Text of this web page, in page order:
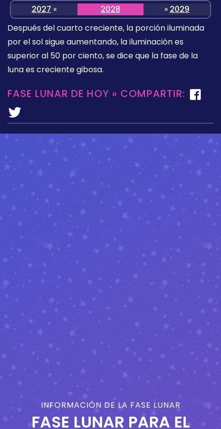
2027 « 2028 » 2029
Después del cuarto creciente, la porción iluminada
por el sol sigue aumentando, la iluminación es
superior al 50 por ciento, se dice que la fase de la
luna es creciente gibosa.
FASE LUNAR DE HOY » COMPARTIR:
INFORMACIÓN DE LA FASE LUNAR
FASE LUNAR PARA EL